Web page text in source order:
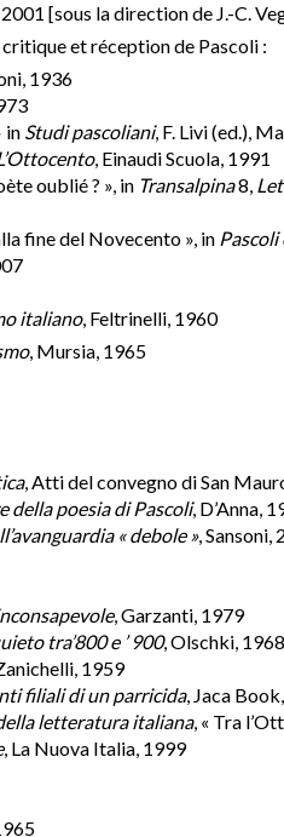
2001 [sous la direction de J.-C.
et réception de Pascoli :
1936
in Studi pascoliani, F. Livi (ed.),
, Einaudi Scuola, 1991
oublié ? », in Transalpina8,
fine del Novecento », in
italiano, Feltrinelli, 1960
, Mursia, 1965
, Atti del convegno di San
della poesia di Pascoli, D’Anna,
« debole », Sansoni,
, Garzanti, 1979
tra’800 e ’ 900, Olschki, 1968
1959
filiali di un parricida, Jaca
letteratura italiana, « Tra
, La Nuova Italia, 1999